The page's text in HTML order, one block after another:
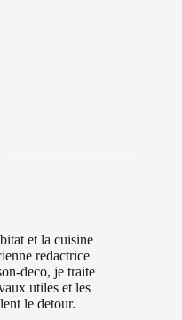
et la cuisine
redactrice
deco, je traite
utiles et les
le detour.